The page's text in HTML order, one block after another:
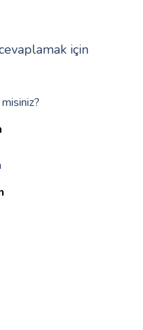
için